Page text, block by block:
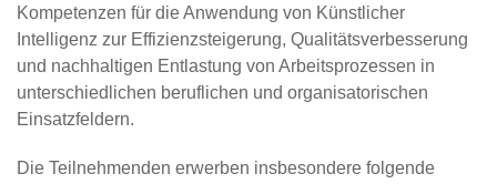
Kompetenzen für die Anwendung von Künstlicher
Intelligenz zur Effizienzsteigerung, Qualitätsverbesserung
und nachhaltigen Entlastung von Arbeitsprozessen in
unterschiedlichen beruflichen und organisatorischen
Einsatzfeldern.
Die Teilnehmenden erwerben insbesondere folgende